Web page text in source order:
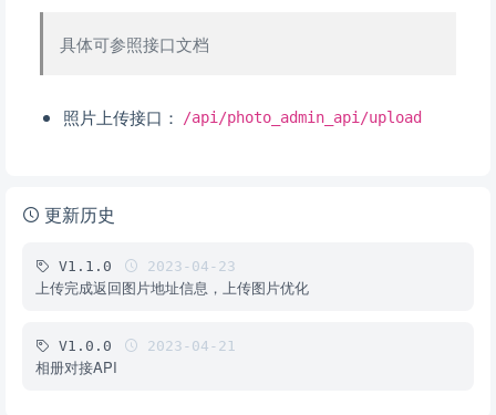
具体可参照接口文档
照片上传接口： /api/photo_admin_api/upload
更新历史
V1.1.0 2023-04-23
上传完成返回图片地址信息，上传图片优化
V1.0.0 2023-04-21
相册对接API